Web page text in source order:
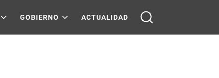
GOBIERNO ACTUALIDAD